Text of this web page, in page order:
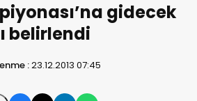
gidecek
belirlendi
:23.12.2013 07:45